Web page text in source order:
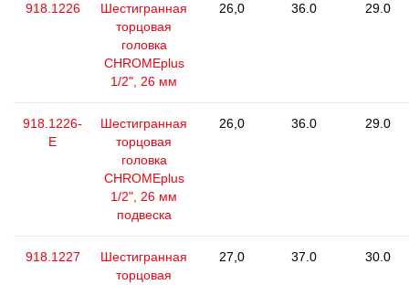
918.1226
Шестигранная
торцовая
головка
CHROMEplus
1/2", 26 мм
26,0 36.0 29.0
918.1226-
E
Шестигранная
торцовая
головка
CHROMEplus
1/2", 26 мм
подвеска
26,0 36.0 29.0
918.1227
Шестигранная
торцовая
27,0 37.0 30.0